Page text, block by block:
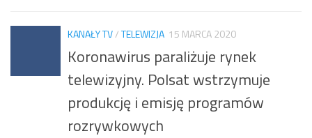
KANAŁY TV/TELEWIZJA 15 MARCA 2020
Koronawirus paraliżuje rynek
telewizyjny. Polsat wstrzymuje
produkcję i emisję programów
rozrywkowych